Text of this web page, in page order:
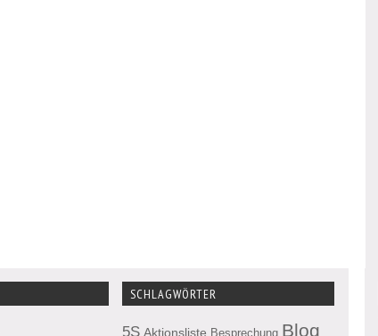
SCHLAGWÖRTER
5S Aktionsliste Besprechung Blog